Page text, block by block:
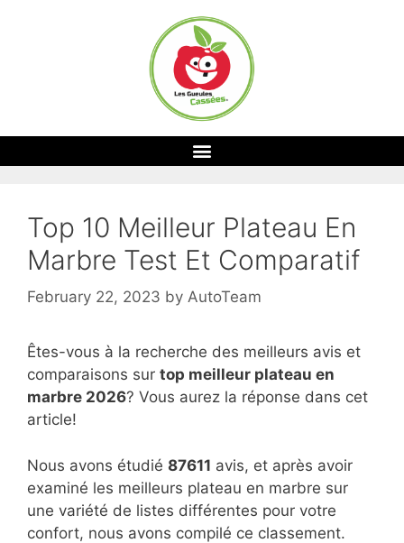
Top 10 Meilleur Plateau En
Marbre Test Et Comparatif
February 22, 2023 by AutoTeam
Êtes-vous à la recherche des meilleurs avis et
comparaisons sur top meilleur plateau en
marbre 2026? Vous aurez la réponse dans cet
article!
Nous avons étudié 87611 avis, et après avoir
examiné les meilleurs plateau en marbre sur
une variété de listes différentes pour votre
confort, nous avons compilé ce classement.